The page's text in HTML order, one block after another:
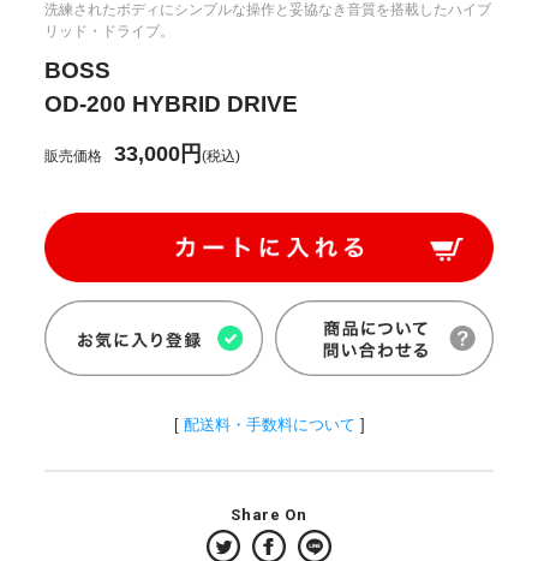
洗練されたボディにシンプルな操作と妥協なき音質を搭載したハイブ
リッド・ドライブ。
BOSS
OD-200 HYBRID DRIVE
販売価格 33,000円(税込)
[ 配送料・手数料について ]
Share On